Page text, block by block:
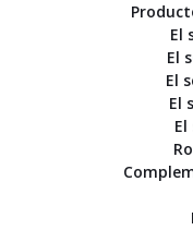
El
El
El
El